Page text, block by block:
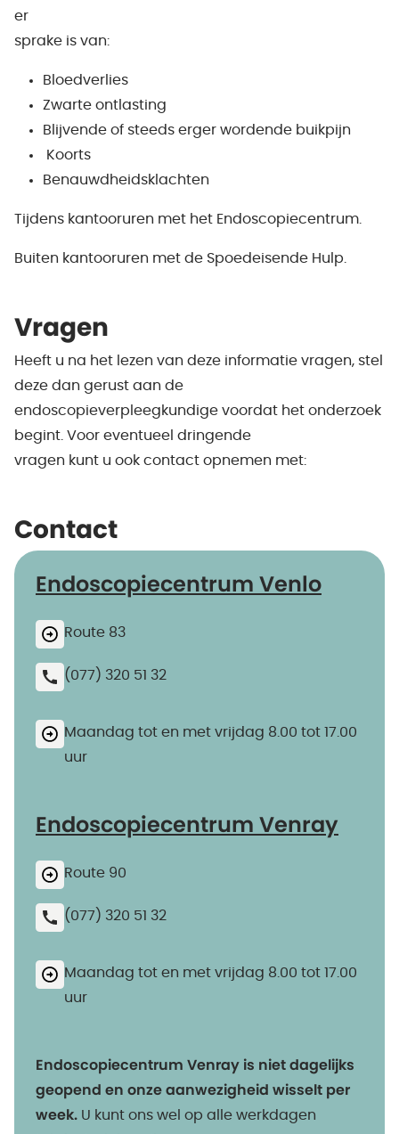
er
sprake is van:
Bloedverlies
Zwarte ontlasting
Blijvende of steeds erger wordende buikpijn
Koorts
Benauwdheidsklachten
Tijdens kantooruren met het Endoscopiecentrum.
Buiten kantooruren met de Spoedeisende Hulp.
Vragen
Heeft u na het lezen van deze informatie vragen, stel
deze dan gerust aan de
endoscopieverpleegkundige voordat het onderzoek
begint. Voor eventueel dringende
vragen kunt u ook contact opnemen met:
Contact
Endoscopiecentrum Venlo
Route 83
(077) 320 51 32
Maandag tot en met vrijdag 8.00 tot 17.00
uur
Endoscopiecentrum Venray
Route 90
(077) 320 51 32
Maandag tot en met vrijdag 8.00 tot 17.00
uur
Endoscopiecentrum Venray is niet dagelijks
geopend en onze aanwezigheid wisselt per
week. U kunt ons wel op alle werkdagen